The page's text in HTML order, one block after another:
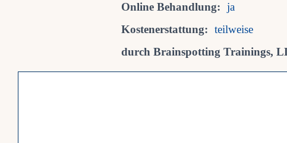
Online Behandlung: ja
Kostenerstattung: teilweise
durch Brainspotting Trainings,